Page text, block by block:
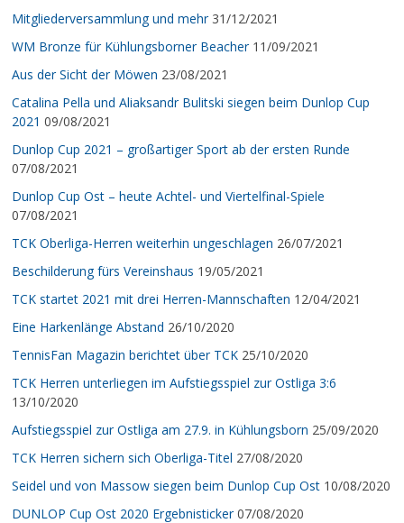
Mitgliederversammlung und mehr 31/12/2021
WM Bronze für Kühlungsborner Beacher 11/09/2021
Aus der Sicht der Möwen 23/08/2021
Catalina Pella und Aliaksandr Bulitski siegen beim Dunlop Cup
2021 09/08/2021
Dunlop Cup 2021 – großartiger Sport ab der ersten Runde
07/08/2021
Dunlop Cup Ost – heute Achtel- und Viertelfinal-Spiele
07/08/2021
TCK Oberliga-Herren weiterhin ungeschlagen 26/07/2021
Beschilderung fürs Vereinshaus 19/05/2021
TCK startet 2021 mit drei Herren-Mannschaften 12/04/2021
Eine Harkenlänge Abstand 26/10/2020
TennisFan Magazin berichtet über TCK 25/10/2020
TCK Herren unterliegen im Aufstiegsspiel zur Ostliga 3:6
13/10/2020
Aufstiegsspiel zur Ostliga am 27.9. in Kühlungsborn 25/09/2020
TCK Herren sichern sich Oberliga-Titel 27/08/2020
Seidel und von Massow siegen beim Dunlop Cup Ost 10/08/2020
DUNLOP Cup Ost 2020 Ergebnisticker 07/08/2020